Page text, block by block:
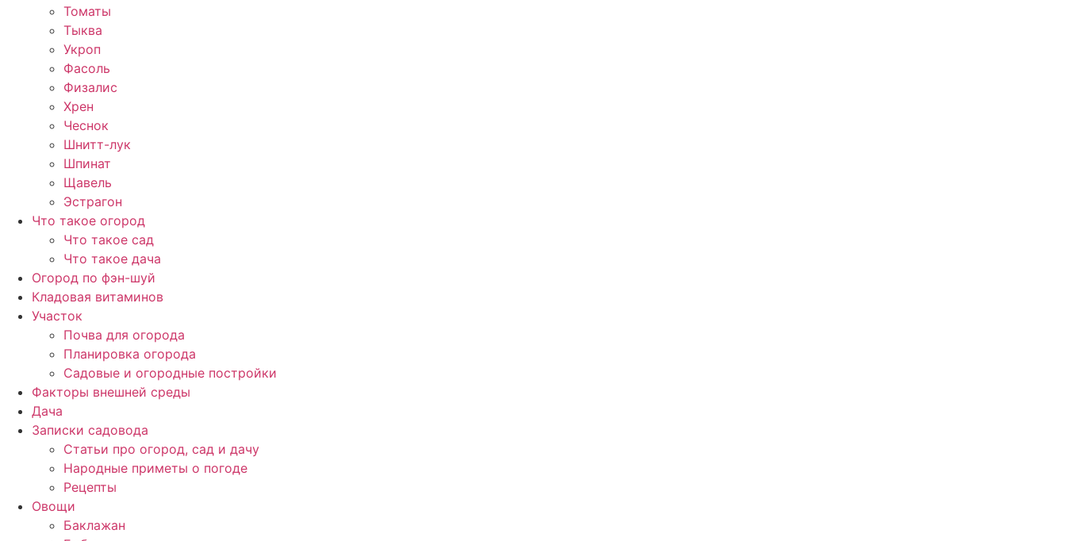
Томаты
Тыква
Укроп
Фасоль
Физалис
Хрен
Чеснок
Шнитт-лук
Шпинат
Щавель
Эстрагон
Что такое огород
Что такое сад
Что такое дача
Огород по фэн-шуй
Кладовая витаминов
Участок
Почва для огорода
Планировка огорода
Садовые и огородные постройки
Факторы внешней среды
Дача
Записки садовода
Статьи про огород, сад и дачу
Народные приметы о погоде
Рецепты
Овощи
Баклажан